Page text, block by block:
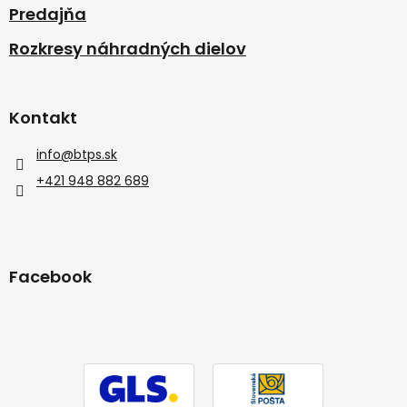
Predajňa
Rozkresy náhradných dielov
Kontakt
info@btps.sk
+421 948 882 689
Facebook